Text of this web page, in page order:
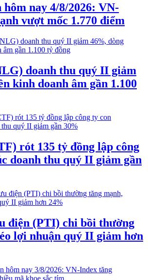
hôm nay 4/8/2026: VN-
vượt mốc 1.770 điểm
doanh thu quý II giảm
kinh doanh âm gần 1.100
rót 135 tỷ đồng lập công
doanh thu quý II giảm gần
điện (PTI) chi bồi thường
lợi nhuận quý II giảm hơn